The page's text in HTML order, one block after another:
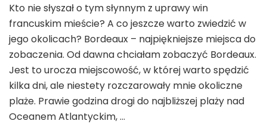
–
najpiękniejsze
miejsca
zobaczenia
Kto nie słyszał o tym słynnym z uprawy win
francuskim mieście? A co jeszcze warto zwiedzić w
jego okolicach? Bordeaux – najpiękniejsze miejsca do
zobaczenia. Od dawna chciałam zobaczyć Bordeaux.
Jest to urocza miejscowość, w której warto spędzić
kilka dni, ale niestety rozczarowały mnie okoliczne
plaże. Prawie godzina drogi do najbliższej plaży nad
Oceanem Atlantyckim, …